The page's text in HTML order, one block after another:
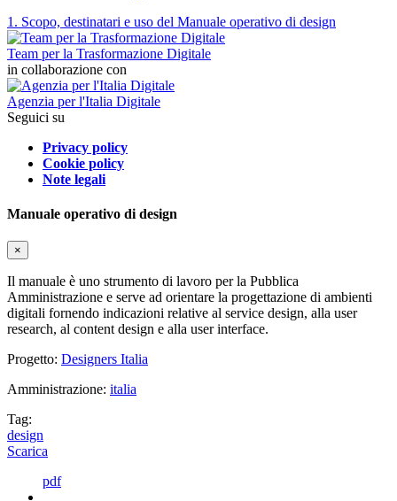
1. Scopo, destinatari e uso del Manuale operativo di design
Team per la Trasformazione Digitale
in collaborazione con
Agenzia per l'Italia Digitale
Seguici su
Privacy policy
Cookie policy
Note legali
Manuale operativo di design
×
Il manuale è uno strumento di lavoro per la Pubblica
Amministrazione e serve ad orientare la progettazione di ambienti
digitali fornendo indicazioni relative al service design, alla user
research, al content design e alla user interface.
Progetto: Designers Italia
Amministrazione: italia
Tag:
design
Scarica
pdf